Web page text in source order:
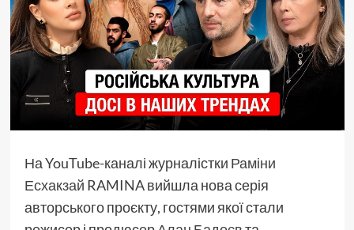
На YouTube-каналі журналістки Раміни
Есхакзай RAMINA вийшла нова серія
авторського проєкту, гостями якої стали